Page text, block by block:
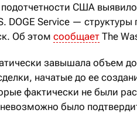
США
DOGE Service —
Об этом сообщает The
завышала объем
начатые до ее
фактически не были
было